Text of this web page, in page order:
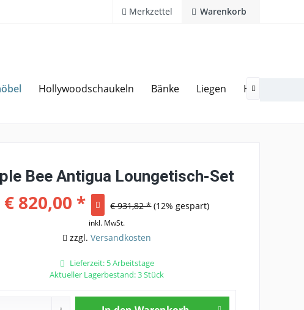
Warenkorb
Merkzettel
Hollywoodschaukeln Bänke Liegen Hocker

Über 20 Jahre Erfahrung Hotline 02594 94 11 0
Bee Antigua Loungetisch-Set
€ 820,00 * € 931,82 * (12% gespart)
inkl. MwSt.
zzgl.Versandkosten
Lieferzeit: 5 Arbeitstage
Aktueller Lagerbestand: 3 Stück